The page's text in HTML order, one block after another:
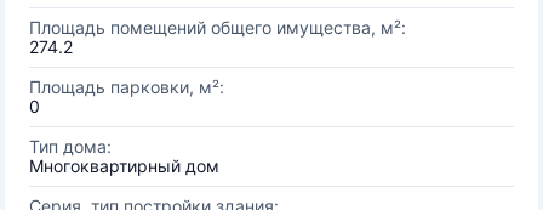
Площадь помещений общего имущества, м²:
274.2
Площадь парковки, м²:
0
Тип дома:
Многоквартирный дом
Серия, тип постройки здания: